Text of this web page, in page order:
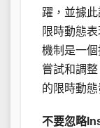
躍，並據
限時動態
機制是一
嘗試和調
的限時動
不要忽略